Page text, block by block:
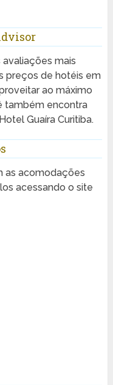
mais
preços de hotéis em
ao máximo
também encontra
Guaíra Curitiba.
as acomodações
acessando o site